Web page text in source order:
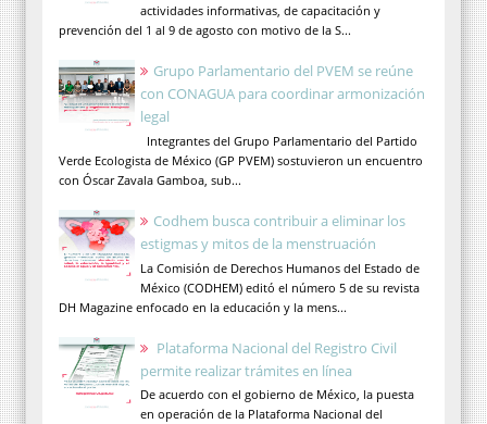
actividades informativas, de capacitación y
prevención del 1 al 9 de agosto con motivo de la S...
Grupo Parlamentario del PVEM se reúne
con CONAGUA para coordinar armonización
legal
Integrantes del Grupo Parlamentario del Partido
Verde Ecologista de México (GP PVEM) sostuvieron un encuentro
con Óscar Zavala Gamboa, sub...
Codhem busca contribuir a eliminar los
estigmas y mitos de la menstruación
La Comisión de Derechos Humanos del Estado de
México (CODHEM) editó el número 5 de su revista
DH Magazine enfocado en la educación y la mens...
Plataforma Nacional del Registro Civil
permite realizar trámites en línea
De acuerdo con el gobierno de México, la puesta
en operación de la Plataforma Nacional del